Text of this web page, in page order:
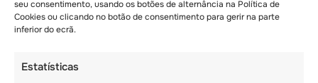
seu consentimento, usando os botões de alternância na Política de
Cookies ou clicando no botão de consentimento para gerir na parte
inferior do ecrã.
Estatísticas
primeira vez para reforçar os seus laços e
ajudá-los a darem-se melhor.